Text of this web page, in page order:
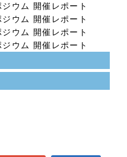
ウム 開催レポート
ウム 開催レポート
ウム 開催レポート
ウム 開催レポート